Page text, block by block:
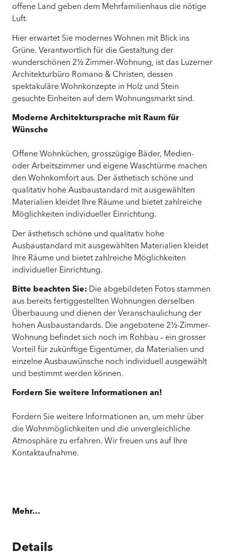
offene Land geben dem Mehrfamilienhaus die nötige
Luft.
Hier erwartet Sie modernes Wohnen mit Blick ins
Grüne. Verantwortlich für die Gestaltung der
wunderschönen 2½ Zimmer-Wohnung, ist das Luzerner
Architekturbüro Romano & Christen, dessen
spektakuläre Wohnkonzepte in Holz und Stein
gesuchte Einheiten auf dem Wohnungsmarkt sind.
Moderne Architektursprache mit Raum für
Wünsche
Offene Wohnküchen, grosszügige Bäder, Medien-
oder Arbeitszimmer und eigene Waschtürme machen
den Wohnkomfort aus. Der ästhetisch schöne und
qualitativ hohe Ausbaustandard mit ausgewählten
Materialien kleidet Ihre Räume und bietet zahlreiche
Möglichkeiten individueller Einrichtung.
Der ästhetisch schöne und qualitativ hohe
Ausbaustandard mit ausgewählten Materialien kleidet
Ihre Räume und bietet zahlreiche Möglichkeiten
individueller Einrichtung.
Bitte beachten Sie: Die abgebildeten Fotos stammen
aus bereits fertiggestellten Wohnungen derselben
Überbauung und dienen der Veranschaulichung der
hohen Ausbaustandards. Die angebotene 2½-Zimmer-
Wohnung befindet sich noch im Rohbau – ein grosser
Vorteil für zukünftige Eigentümer, da Materialien und
einzelne Ausbauwünsche noch individuell ausgewählt
und bestimmt werden können.
Fordern Sie weitere Informationen an!
Fordern Sie weitere Informationen an, um mehr über
die Wohnmöglichkeiten und die unvergleichliche
Atmosphäre zu erfahren. Wir freuen uns auf Ihre
Kontaktaufnahme.
Mehr…
Details